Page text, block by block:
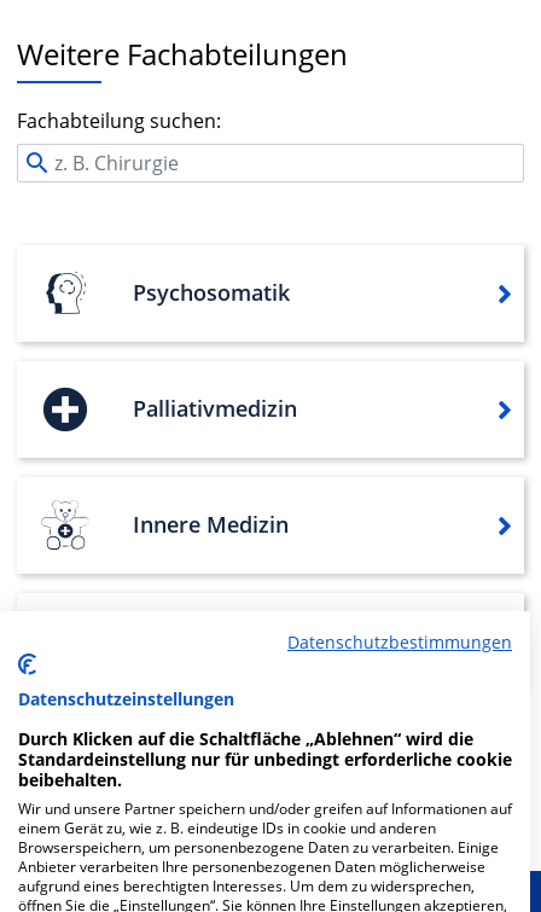
Weitere Fachabteilungen
Fachabteilung suchen:
Psychosomatik
Palliativmedizin
Innere Medizin
WeitereFachabteilungen 3
Mehr Informationen
Datenschutzbestimmungen
Datenschutzeinstellungen
Durch Klicken auf die Schaltfläche „Ablehnen“ wird die
Standardeinstellung nur für unbedingt erforderliche cookie
beibehalten.
Wir und unsere Partner speichern und/oder greifen auf Informationen auf
einem Gerät zu, wie z. B. eindeutige IDs in cookie und anderen
Browserspeichern, um personenbezogene Daten zu verarbeiten. Einige
Anbieter verarbeiten Ihre personenbezogenen Daten möglicherweise
aufgrund eines berechtigten Interesses. Um dem zu widersprechen,
öffnen Sie die „Einstellungen“. Sie können Ihre Einstellungen akzeptieren,